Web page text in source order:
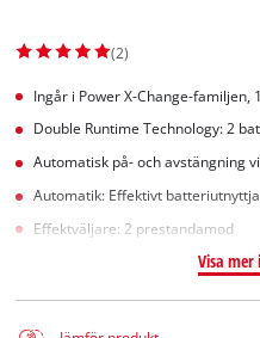
(2)
Ingår i Power X-Change-familjen,
Double Runtime Technology: 2
Automatisk på- och avstängning
Automatik: Effektivt
Effektväljare: 2 prestandamod
Visa